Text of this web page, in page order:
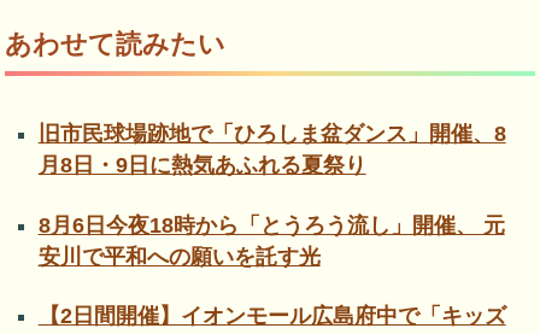
あわせて読みたい
旧市民球場跡地で「ひろしま盆ダンス」開催、8
月8日・9日に熱気あふれる夏祭り
8月6日今夜18時から「とうろう流し」開催、 元
安川で平和への願いを託す光
【2日間開催】イオンモール広島府中で「キッズ